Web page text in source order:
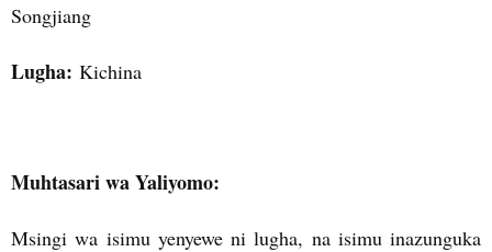
Songjiang
Lugha: Kichina
Muhtasari wa Yaliyomo:
Msingi wa isimu yenyewe ni lugha, na isimu inazunguka